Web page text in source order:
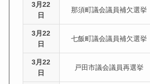
3月22
日
那須町議会議員補欠選挙
3月22
日
七飯町議会議員補欠選挙
3月22
日
戸田市議会議員再選挙